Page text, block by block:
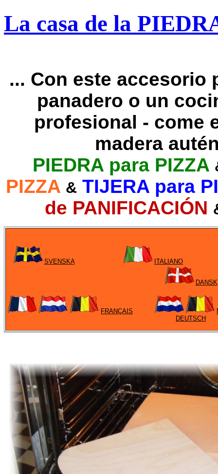
La casa de la
... Con este accesorio
panadero o un
profesional - come
madera
PIEDRA para PIZZA
PIZZA & TIJERA para
de PANIFICACIÓN
SVENSKA ITALIANO
DANSK
FRANÇAIS
DEUTSCH